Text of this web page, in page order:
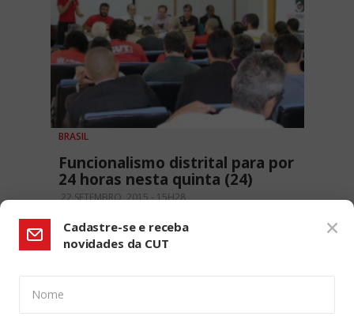
BRASIL
Funcionalismo distrital para por
24 horas nesta quinta (24)
22 SETEMBRO, 2015 - 15H28
Cadastre-se e receba
novidades da CUT
Nome